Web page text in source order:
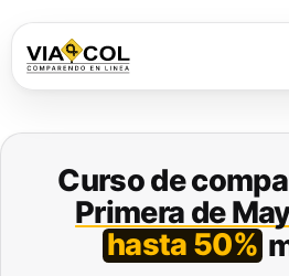
Curso de
Primera de
hasta 50%